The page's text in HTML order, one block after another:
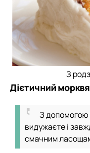
З
Дієтичний
З допомогою
видужаєте і
смачним